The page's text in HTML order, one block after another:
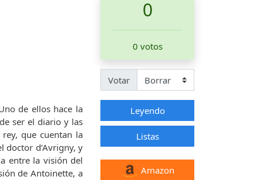
de ellos hace la
ser el diario y las
que cuentan la
doctor d’Avrigny, y
entre la visión del
de Antoinette, a
0
0 votos
Votar
Leyendo
Listas
Amazon